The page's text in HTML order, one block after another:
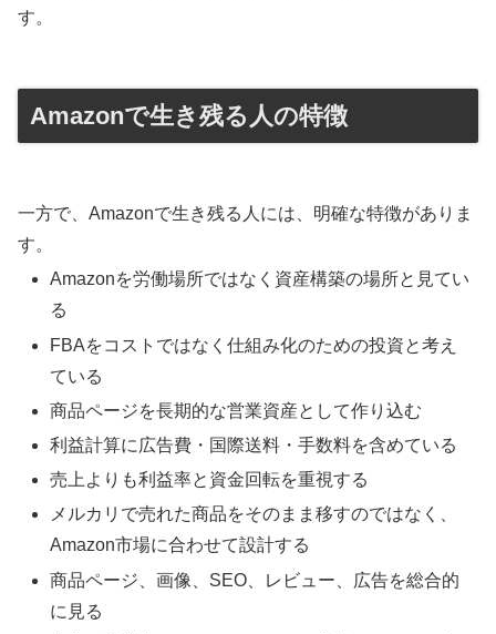
す。
Amazonで生き残る人の特徴
一方で、Amazonで生き残る人には、明確な特徴がありま
す。
Amazonを労働場所ではなく資産構築の場所と見てい
る
FBAをコストではなく仕組み化のための投資と考え
ている
商品ページを長期的な営業資産として作り込む
利益計算に広告費・国際送料・手数料を含めている
売上よりも利益率と資金回転を重視する
メルカリで売れた商品をそのまま移すのではなく、
Amazon市場に合わせて設計する
商品ページ、画像、SEO、レビュー、広告を総合的
に見る